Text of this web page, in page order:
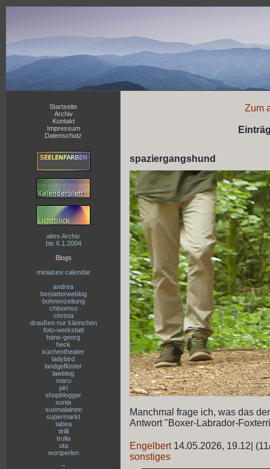
Startseite
Archiv
Kontakt
Impressum
Datenschutz
altes Archiv
bis 6.1.2004
Blogs
miniature calendar
andrea
bestatterweblog
bohnenzeitung
chinomso
christa
draußen nur kännchen
foto-werkstatt
hans-georg
heck
küchentheater
ladybird
landgeflüster
lawblog
maru
piri
shopblogger
sonia
suomalainen
supermarkt
tabea
tirilli
trulla
uta
wortperlen
--
Zum
spaziergangshund
Manchmal frage ich, was das
Antwort "Boxer-Labrador-
Engelbert 14.05.2026, 19.12
sonstiges